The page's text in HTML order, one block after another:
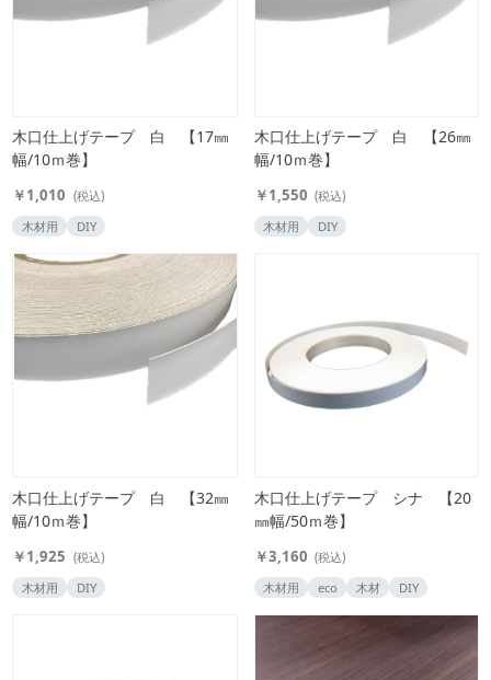
木口仕上げテープ 白 【17㎜
幅/10ｍ巻】
￥1,010 (税込)
木材用
DIY
木口仕上げテープ 白 【26㎜
幅/10ｍ巻】
￥1,550 (税込)
木材用
DIY
木口仕上げテープ 白 【32㎜
幅/10ｍ巻】
￥1,925 (税込)
木材用
DIY
木口仕上げテープ シナ 【20
㎜幅/50ｍ巻】
￥3,160 (税込)
木材用
eco 木材 DIY